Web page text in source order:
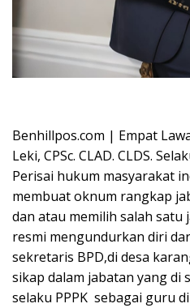
Benhillpos.com | Empat
Leki, CPSc. CLAD. CLDS.
Perisai hukum masyarakat
membuat oknum rangkap
dan atau memilih salah satu
resmi mengundurkan diri
sekretaris BPD,di desa
sikap dalam jabatan yang di
selaku PPPK sebagai guru